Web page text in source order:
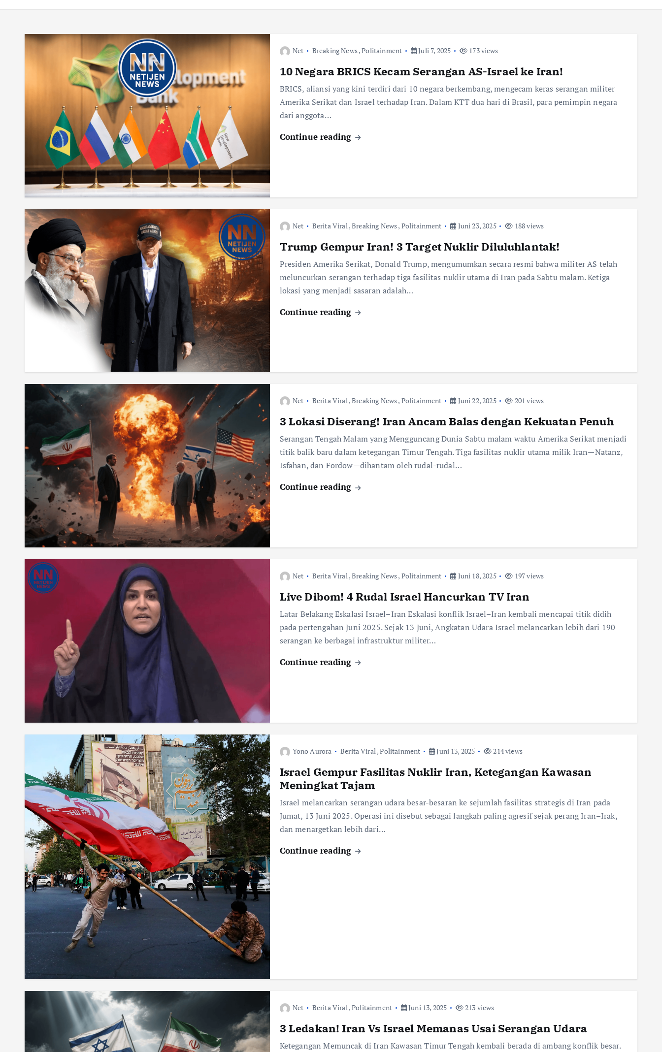
Net Breaking News,Politainment Juli 7, 2025 173 views
10 Negara BRICS Kecam Serangan AS-Israel ke Iran!
BRICS, aliansi yang kini terdiri dari 10 negara berkembang, mengecam keras serangan militer
Amerika Serikat dan Israel terhadap Iran. Dalam KTT dua hari di Brasil, para pemimpin negara
dari anggota…
Continue reading
Net Berita Viral ,Breaking News, Politainment Juni 23, 2025 188 views
Trump Gempur Iran! 3 Target Nuklir Diluluhlantak!
Presiden Amerika Serikat, Donald Trump, mengumumkan secara resmi bahwa militer AS telah
meluncurkan serangan terhadap tiga fasilitas nuklir utama di Iran pada Sabtu malam. Ketiga
lokasi yang menjadi sasaran adalah…
Continue reading
Net Berita Viral,Breaking News, Politainment Juni 22, 2025 201 views
3 Lokasi Diserang! Iran Ancam Balas dengan Kekuatan Penuh
Serangan Tengah Malam yang Mengguncang Dunia Sabtu malam waktu Amerika Serikat menjadi
titik balik baru dalam ketegangan Timur Tengah. Tiga fasilitas nuklir utama milik Iran—Natanz,
Isfahan, dan Fordow—dihantam oleh rudal-rudal…
Continue reading
Net Berita Viral,Breaking News, Politainment Juni 18, 2025 197 views
Live Dibom! 4 Rudal Israel Hancurkan TV Iran
Latar Belakang Eskalasi Israel–Iran Eskalasi konflik Israel–Iran kembali mencapai titik didih
pada pertengahan Juni 2025. Sejak 13 Juni, Angkatan Udara Israel melancarkan lebih dari 190
serangan ke berbagai infrastruktur militer…
Continue reading
Yono Aurora Berita Viral,Politainment Juni 13, 2025 214 views
Israel Gempur Fasilitas Nuklir Iran, Ketegangan Kawasan
Meningkat Tajam
Israel melancarkan serangan udara besar-besaran ke sejumlah fasilitas strategis di Iran pada
Jumat, 13 Juni 2025. Operasi ini disebut sebagai langkah paling agresif sejak perang Iran–Irak,
dan menargetkan lebih dari…
Continue reading
Net Berita Viral,Politainment Juni 13, 2025 213 views
3 Ledakan! Iran Vs Israel Memanas Usai Serangan Udara
Ketegangan Memuncak di Iran Kawasan Timur Tengah kembali berada di ambang konflik besar.